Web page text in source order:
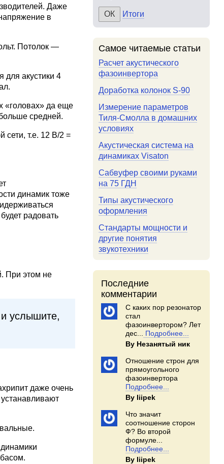
Даже
в
Потолок —
для акустики 4
«головах» да еще
средней.
сети, т.е. 12 В/2 =
динамик тоже
радовать
При этом не
услышите,
даже очень
Итоги
Самое читаемые статьи
Расчет акустического
фазоинвертора
Доработка колонок S-90
Измерение параметров
Тиля-Смолла в домашних
условиях
Акустическая система на
динамиках Visaton
Сабвуфер своими руками
на 75 ГДН
Типы акустического
оформления
Стандарты мощности и
другие понятия
звукотехники
Последние
комментарии
С каких пор резонатор
стал
фазоинвертором? Лет
дес...
Подробнее...
By Незанятый ник
Отношение строн для
прямоугольного
фазоинвертора
Подробнее...
By Iiipek
Что значит
соотношение сторон
Ф? Во второй
формуле...
Подробнее...
By Iiipek